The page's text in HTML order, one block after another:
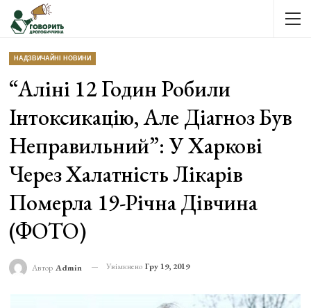
НАДЗВИЧАЙНІ НОВИНИ
“Аліні 12 Годин Робили
Інтоксикацію, Але Діагноз Був
Неправильний”: У Харкові
Через Халатність Лікарів
Померла 19-Річна Дівчина
(ФОТО)
Автор Admin Увімкнено Гру 19, 2019